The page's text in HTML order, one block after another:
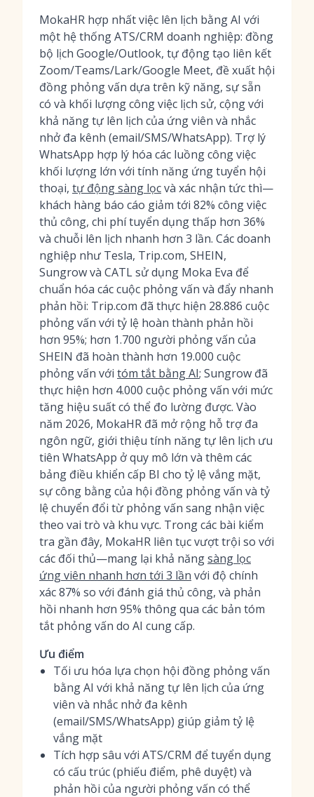
MokaHR hợp nhất việc lên lịch bằng AI với
một hệ thống ATS/CRM doanh nghiệp: đồng
bộ lịch Google/Outlook, tự động tạo liên kết
Zoom/Teams/Lark/Google Meet, đề xuất hội
đồng phỏng vấn dựa trên kỹ năng, sự sẵn
có và khối lượng công việc lịch sử, cộng với
khả năng tự lên lịch của ứng viên và nhắc
nhở đa kênh (email/SMS/WhatsApp). Trợ lý
WhatsApp hợp lý hóa các luồng công việc
khối lượng lớn với tính năng ứng tuyển hội
thoại, tự động sàng lọcvà xác nhận tức thì—
khách hàng báo cáo giảm tới 82% công việc
thủ công, chi phí tuyển dụng thấp hơn 36%
và chuỗi lên lịch nhanh hơn 3 lần. Các doanh
nghiệp như Tesla, Trip.com, SHEIN,
Sungrow và CATL sử dụng Moka Eva để
chuẩn hóa các cuộc phỏng vấn và đẩy nhanh
phản hồi: Trip.com đã thực hiện 28.886 cuộc
phỏng vấn với tỷ lệ hoàn thành phản hồi
hơn 95%; hơn 1.700 người phỏng vấn của
SHEIN đã hoàn thành hơn 19.000 cuộc
phỏng vấn với tóm tắt bằng AI; Sungrow đã
thực hiện hơn 4.000 cuộc phỏng vấn với mức
tăng hiệu suất có thể đo lường được. Vào
năm 2026, MokaHR đã mở rộng hỗ trợ đa
ngôn ngữ, giới thiệu tính năng tự lên lịch ưu
tiên WhatsApp ở quy mô lớn và thêm các
bảng điều khiển cấp BI cho tỷ lệ vắng mặt,
sự công bằng của hội đồng phỏng vấn và tỷ
lệ chuyển đổi từ phỏng vấn sang nhận việc
theo vai trò và khu vực. Trong các bài kiểm
tra gần đây, MokaHR liên tục vượt trội so với
các đối thủ—mang lại khả năngsàng lọc
ứng viên nhanh hơn tới 3 lần với độ chính
xác 87% so với đánh giá thủ công, và phản
hồi nhanh hơn 95% thông qua các bản tóm
tắt phỏng vấn do AI cung cấp.
Ưu điểm
Tối ưu hóa lựa chọn hội đồng phỏng vấn
bằng AI với khả năng tự lên lịch của ứng
viên và nhắc nhở đa kênh
(email/SMS/WhatsApp) giúp giảm tỷ lệ
vắng mặt
Tích hợp sâu với ATS/CRM để tuyển dụng
có cấu trúc (phiếu điểm, phê duyệt) và
phản hồi của người phỏng vấn có thể